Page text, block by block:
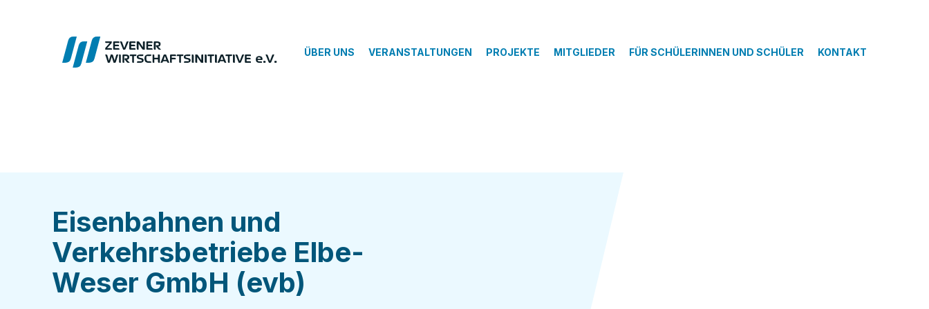
ÜBER UNS VERANSTALTUNGEN PROJEKTE MITGLIEDER FÜR SCHÜLERINNEN UND SCHÜLER KONTAKT
Eisenbahnen und
Verkehrsbetriebe Elbe-
Weser GmbH (evb)